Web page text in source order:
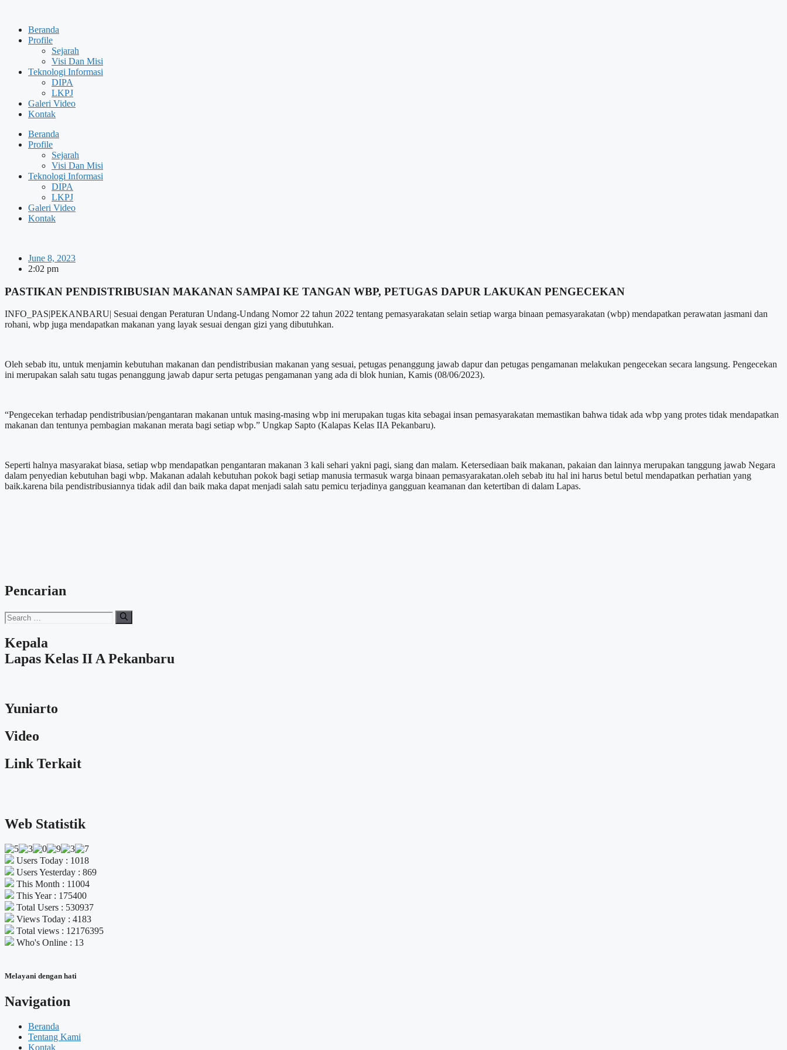
contentBeranda
Profile
Sejarah
Visi Dan Misi
Teknologi Informasi
DIPA
LKPJ
Galeri Video
Kontak
Beranda
Profile
Sejarah
Visi Dan Misi
Teknologi Informasi
DIPA
LKPJ
Galeri Video
Kontak
June 8, 2023
2:02 pm
PASTIKAN PENDISTRIBUSIAN MAKANAN SAMPAI KE TANGAN WBP, PETUGAS DAPUR LAKUKAN PENGECEKAN
INFO_PAS|PEKANBARU| Sesuai dengan Peraturan Undang-Undang Nomor 22 tahun 2022 tentang pemasyarakatan selain setiap warga binaan pemasyarakatan (wbp) mendapatkan perawatan jasmani dan
rohani, wbp juga mendapatkan makanan yang layak sesuai dengan gizi yang dibutuhkan.
Oleh sebab itu, untuk menjamin kebutuhan makanan dan pendistribusian makanan yang sesuai, petugas penanggung jawab dapur dan petugas pengamanan melakukan pengecekan secara langsung. Pengecekan
ini merupakan salah satu tugas penanggung jawab dapur serta petugas pengamanan yang ada di blok hunian, Kamis (08/06/2023).
“Pengecekan terhadap pendistribusian/pengantaran makanan untuk masing-masing wbp ini merupakan tugas kita sebagai insan pemasyarakatan memastikan bahwa tidak ada wbp yang protes tidak mendapatkan
makanan dan tentunya pembagian makanan merata bagi setiap wbp.” Ungkap Sapto (Kalapas Kelas IIA Pekanbaru).
Seperti halnya masyarakat biasa, setiap wbp mendapatkan pengantaran makanan 3 kali sehari yakni pagi, siang dan malam. Ketersediaan baik makanan, pakaian dan lainnya merupakan tanggung jawab Negara
dalam penyedian kebutuhan bagi wbp. Makanan adalah kebutuhan pokok bagi setiap manusia termasuk warga binaan pemasyarakatan.oleh sebab itu hal ini harus betul betul mendapatkan perhatian yang
baik.karena bila pendistribusiannya tidak adil dan baik maka dapat menjadi salah satu pemicu terjadinya gangguan keamanan dan ketertiban di dalam Lapas.
Pencarian
Search
for:
Kepala
Lapas Kelas II A Pekanbaru
Yuniarto
Video
Link Terkait
Web Statistik
Users Today : 1018
Users Yesterday : 869
This Month : 11004
This Year : 175400
Total Users : 530937
Views Today : 4183
Total views : 12176395
Who's Online : 13
Melayani dengan hati
Navigation
Beranda
Tentang Kami
Kontak